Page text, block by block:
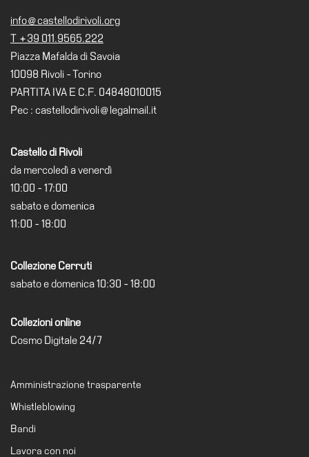
sedi
Edificio
Castello
Lunga
Cerruti
Cosmo
EN
Biglietti
Chi
siamo
tuo
evento
info@castellodirivoli.org
T +39 011.9565.222
Piazza Mafalda di Savoia
10098 Rivoli - Torino
PARTITA IVA E C.F. 04848010015
Pec : castellodirivoli@legalmail.it
Castello di Rivoli
da mercoledì a venerdì
10:00 - 17:00
sabato e domenica
11:00 - 18:00
Collezione Cerruti
sabato e domenica 10:30 - 18:00
Collezioni online
Cosmo Digitale 24/7
Amministrazione trasparente
Whistleblowing
Bandi
Lavora con noi